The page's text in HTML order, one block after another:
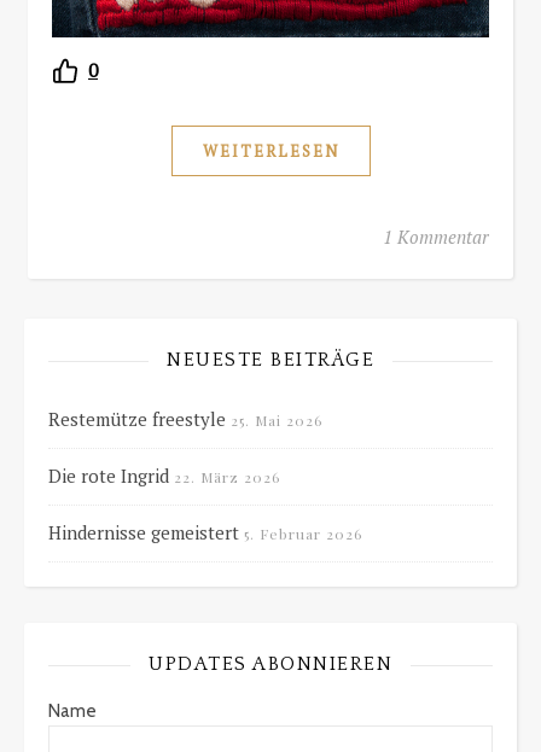
0
WEITERLESEN
1 Kommentar
NEUESTE BEITRÄGE
Restemütze freestyle 25. Mai 2026
Die rote Ingrid 22. März 2026
Hindernisse gemeistert 5. Februar 2026
UPDATES ABONNIEREN
Name